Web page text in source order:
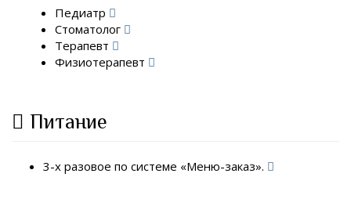
Педиатр
Стоматолог
Терапевт
Физиотерапевт
Питание
3-х разовое по системе «Меню-заказ».